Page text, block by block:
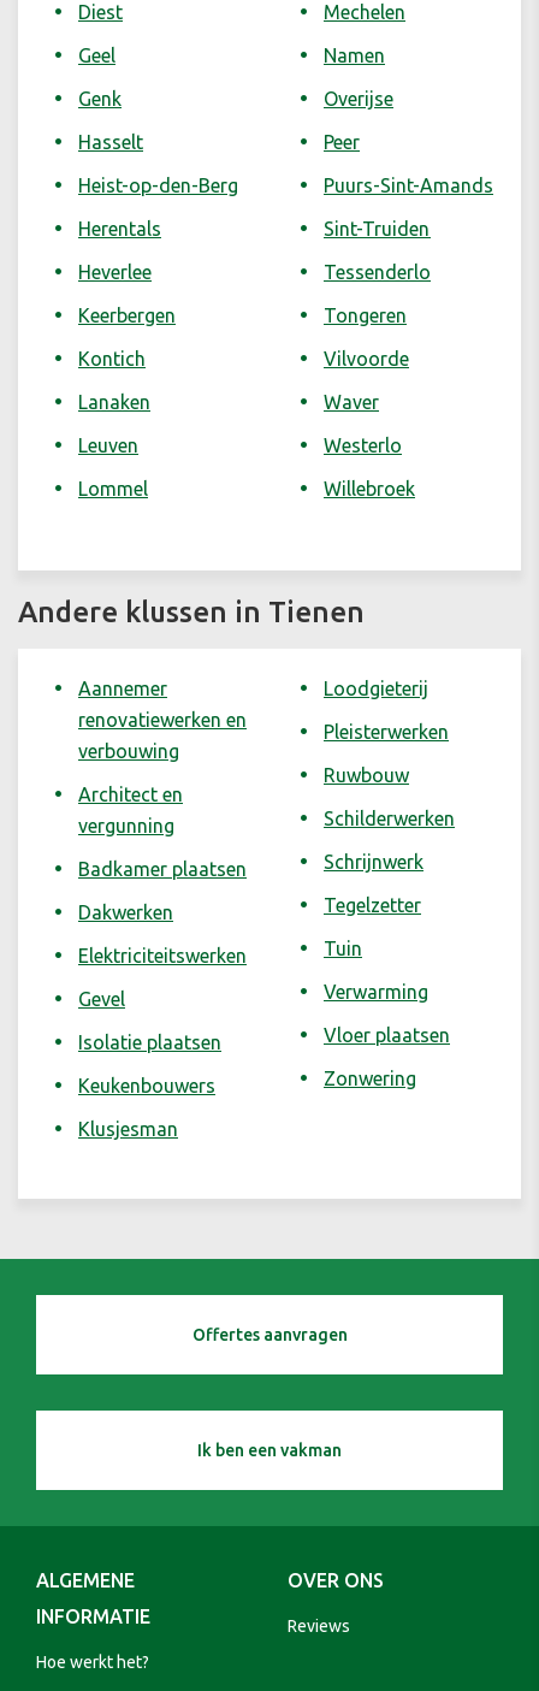
Diest
Geel
Genk
Hasselt
Heist-op-den-Berg
Herentals
Heverlee
Keerbergen
Kontich
Lanaken
Leuven
Lommel
Mechelen
Namen
Overijse
Peer
Puurs-Sint-Amands
Sint-Truiden
Tessenderlo
Tongeren
Vilvoorde
Waver
Westerlo
Willebroek
Andere klussen in Tienen
Aannemer
renovatiewerken en
verbouwing
Architect en
vergunning
Badkamer plaatsen
Dakwerken
Elektriciteitswerken
Gevel
Isolatie plaatsen
Keukenbouwers
Klusjesman
Loodgieterij
Pleisterwerken
Ruwbouw
Schilderwerken
Schrijnwerk
Tegelzetter
Tuin
Verwarming
Vloer plaatsen
Zonwering
Offertes aanvragen
Ik ben een vakman
ALGEMENE
INFORMATIE
Hoe werkt het?
OVER ONS
Reviews